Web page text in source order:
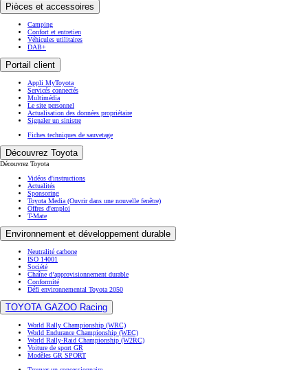
Pièces et accessoires
Camping
Confort et entretien
Véhicules utilitaires
DAB+
Portail client
Appli MyToyota
Servicés connectés
Multimédia
Le site personnel
Actualisation des données propriétaire
Signaler un sinistre
Fiches techniques de sauvetage
Découvrez Toyota
Découvrez Toyota
Vidéos d'instructions
Actualités
Sponsoring
Toyota Media (Ouvrir dans une nouvelle fenêtre)
Offres d'emploi
T-Mate
Environnement et développement durable
Neutralité carbone
ISO 14001
Société
Chaîne d’approvisionnement durable
Conformité
Défi environnemental Toyota 2050
TOYOTA GAZOO Racing
World Rally Championship (WRC)
World Endurance Championship (WEC)
World Rally-Raid Championship (W2RC)
Voiture de sport GR
Modèles GR SPORT